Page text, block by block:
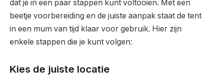
dat je in een paar stappen kunt voltooien. Met een
beetje voorbereiding en de juiste aanpak staat de tent
in een mum van tijd klaar voor gebruik. Hier zijn
enkele stappen die je kunt volgen:
Kies de juiste locatie